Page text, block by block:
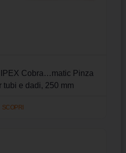
Cobra…matic Pinza
tubi e dadi, 250 mm
SCOPRI